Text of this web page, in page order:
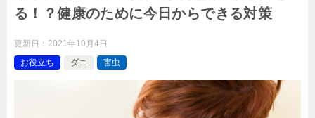
る！？健康のために今日からできる対策
更新日： 2021年10月4日
お役立ち
ダニ 害虫